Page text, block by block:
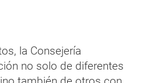
la Consejería
no solo de diferentes